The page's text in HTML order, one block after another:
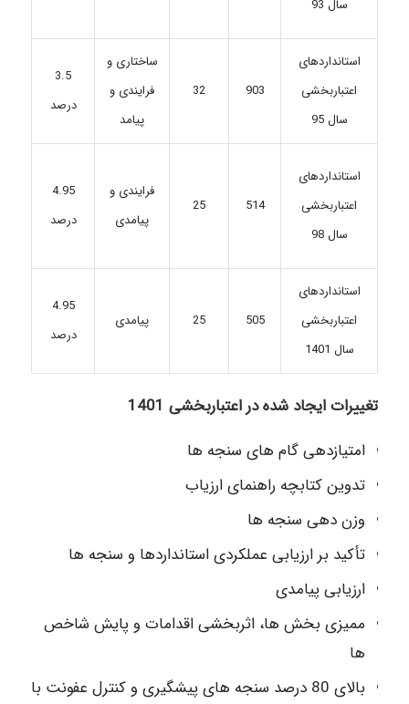
سال 93
استانداردهای
اعتباربخشی
سال 95
903
32
ساختاری و
فرایندی و
پیامد
3.5
درصد
استانداردهای
اعتباربخشی
سال 98
514
25
فرایندی و
پیامدی
4.95
درصد
استانداردهای
اعتباربخشی
سال 1401
505
25 پیامدی
4.95
درصد
تغییرات ایجاد شده در اعتباربخشی 1401
امتیازدهی گام های سنجه ها
تدوین کتابچه راهنمای ارزیاب
وزن دهی سنجه ها
تأکید بر ارزیابی عملکردی استانداردها و سنجه ها
ارزیابی پیامدی
ممیزی بخش ها، اثربخشی اقدامات و پایش شاخص
ها
بالای 80 درصد سنجه های پیشگیری و کنترل عفونت با